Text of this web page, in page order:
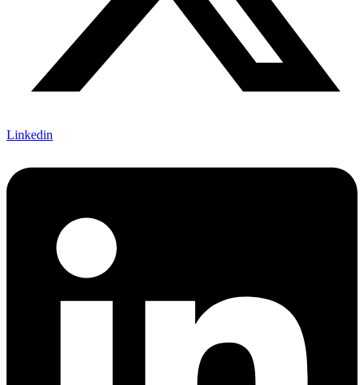
Linkedin